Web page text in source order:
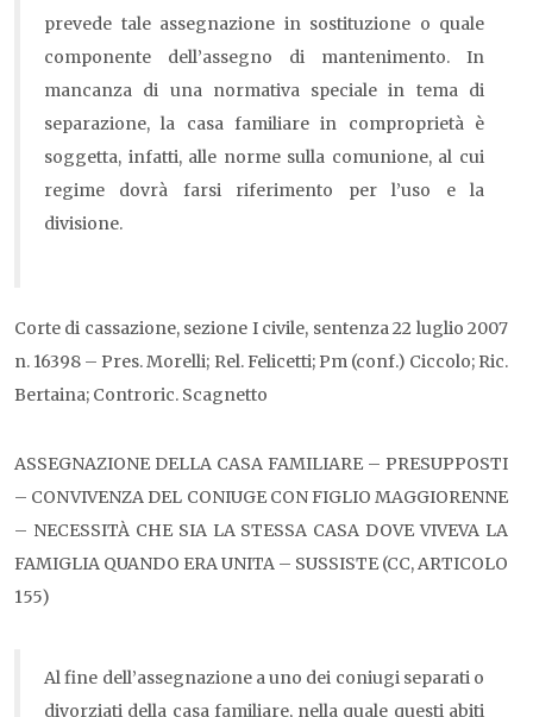
prevede tale assegnazione in sostituzione o quale
componente dell’assegno di mantenimento. In
mancanza di una normativa speciale in tema di
separazione, la casa familiare in comproprietà è
soggetta, infatti, alle norme sulla comunione, al cui
regime dovrà farsi riferimento per l’uso e la
divisione.
Corte di cassazione, sezione I civile, sentenza 22 luglio 2007
n. 16398 – Pres. Morelli; Rel. Felicetti; Pm (conf.) Ciccolo; Ric.
Bertaina; Controric. Scagnetto
ASSEGNAZIONE DELLA CASA FAMILIARE – PRESUPPOSTI
– CONVIVENZA DEL CONIUGE CON FIGLIO MAGGIORENNE
– NECESSITÀ CHE SIA LA STESSA CASA DOVE VIVEVA LA
FAMIGLIA QUANDO ERA UNITA – SUSSISTE (CC, ARTICOLO
155)
Al fine dell’assegnazione a uno dei coniugi separati o
divorziati della casa familiare, nella quale questi abiti